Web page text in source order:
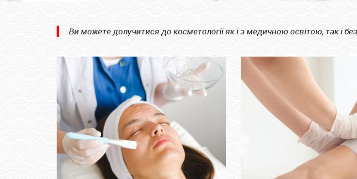
Ви можете долучитися до косметології як і з медичною освітою, так і без